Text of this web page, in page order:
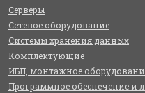
Серверы
Сетевое оборудование
Системы хранения данных
Комплектующие
ИБП, монтажное
Программное обеспечение и